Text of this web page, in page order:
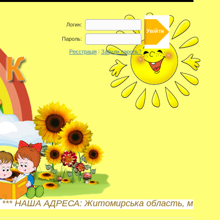
Логин:
Пароль:
Реєстрація| Забули пароль?
АДРЕСА: Житомирська область, м. Бердичів,